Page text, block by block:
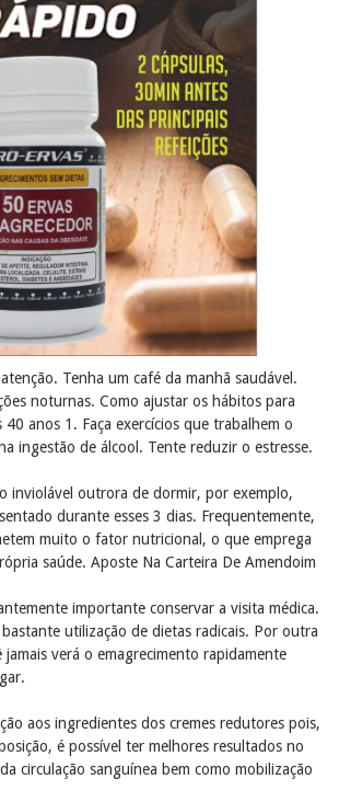
Tenha um café da manhã saudável.
noturnas. Como ajustar os hábitos para
40 anos 1. Faça exercícios que trabalhem o
ingestão de álcool. Tente reduzir o estresse.
inviolável outrora de dormir, por exemplo,
durante esses 3 dias. Frequentemente,
muito o fator nutricional, o que emprega
saúde. Aposte Na Carteira De Amendoim
importante conservar a visita médica.
utilização de dietas radicais. Por outra
verá o emagrecimento rapidamente
aos ingredientes dos cremes redutores pois,
é possível ter melhores resultados no
circulação sanguínea bem como mobilização